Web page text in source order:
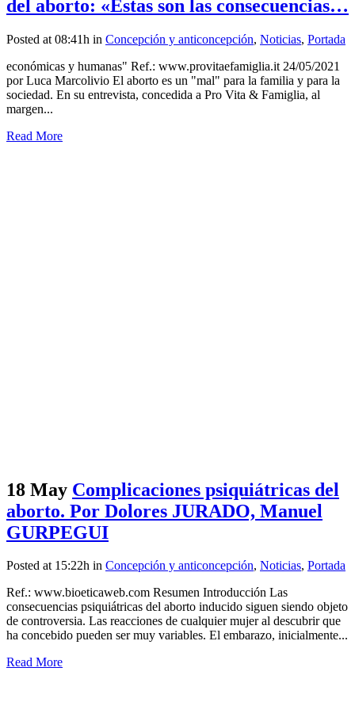
del aborto: «Estas son las consecuencias…
Posted at 08:41h in Concepción y anticoncepción, Noticias, Portada
económicas y humanas" Ref.: www.provitaefamiglia.it 24/05/2021
por Luca Marcolivio El aborto es un "mal" para la familia y para la
sociedad. En su entrevista, concedida a Pro Vita & Famiglia, al
margen...
Read More
18 May Complicaciones psiquiátricas del
aborto. Por Dolores JURADO, Manuel
GURPEGUI
Posted at 15:22h in Concepción y anticoncepción, Noticias, Portada
Ref.: www.bioeticaweb.com Resumen Introducción Las
consecuencias psiquiátricas del aborto inducido siguen siendo objeto
de controversia. Las reacciones de cualquier mujer al descubrir que
ha concebido pueden ser muy variables. El embarazo, inicialmente...
Read More